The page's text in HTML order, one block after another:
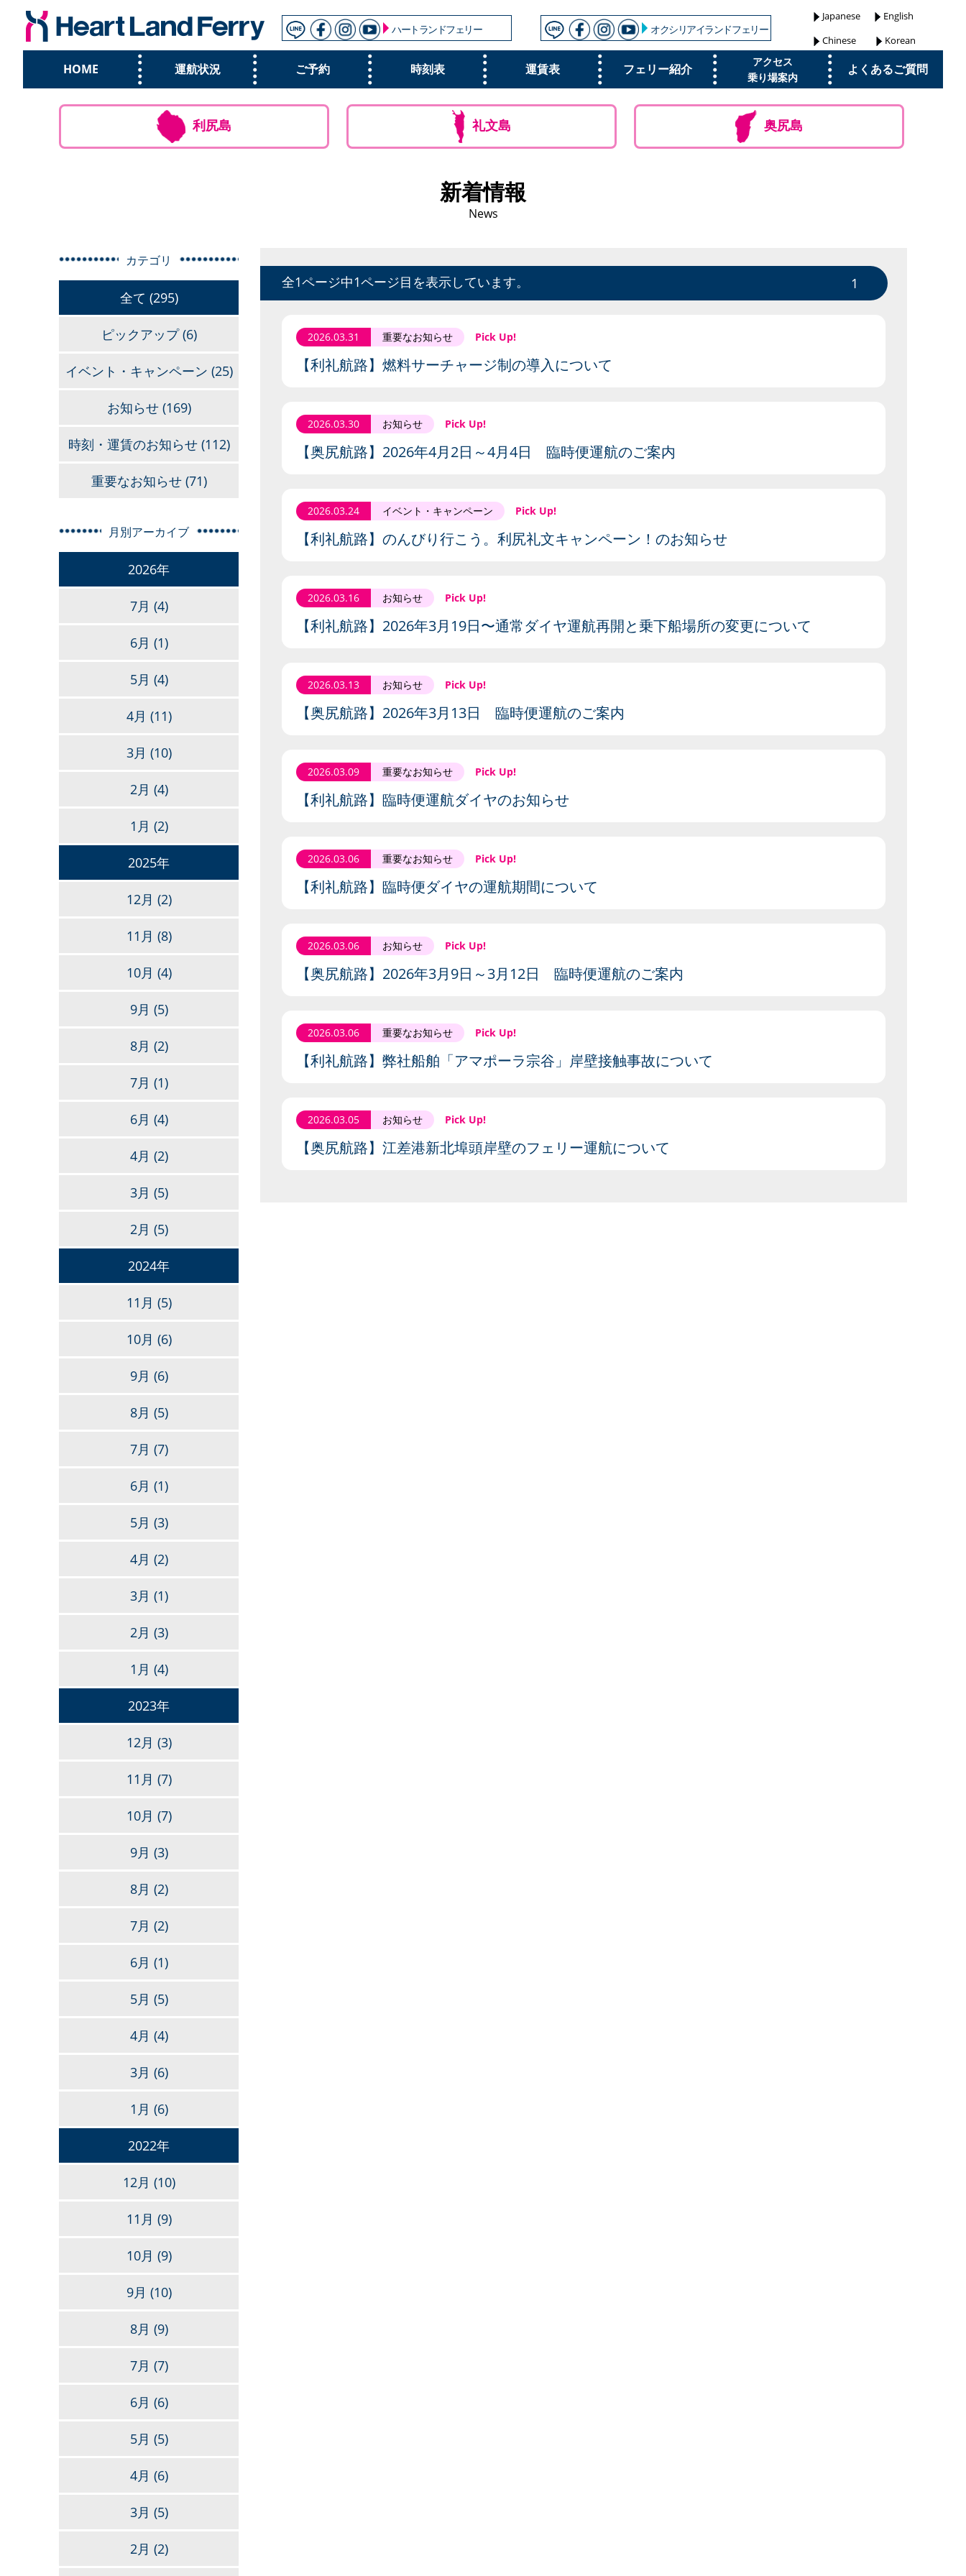
ハートランドフェリー オクシリアイランドフェリー
Japanese
English
Chinese
Korean
HOME 運航状況 ご予約 時刻表 運賃表 フェリー紹介
アクセス
乗り場案内
よくあるご質問
利尻島 礼文島 奥尻島
新着情報
News
全1ページ中1ページ目を表示しています。 1
2026.03.31 重要なお知らせ Pick Up!
【利礼航路】燃料サーチャージ制の導入について
2026.03.30 お知らせ Pick Up!
【奥尻航路】2026年4月2日～4月4日 臨時便運航のご案内
2026.03.24 イベント・キャンペーン Pick Up!
【利礼航路】のんびり行こう。利尻礼文キャンペーン！のお知らせ
2026.03.16 お知らせ Pick Up!
【利礼航路】2026年3月19日〜通常ダイヤ運航再開と乗下船場所の変更について
2026.03.13 お知らせ Pick Up!
【奥尻航路】2026年3月13日 臨時便運航のご案内
2026.03.09 重要なお知らせ Pick Up!
【利礼航路】臨時便運航ダイヤのお知らせ
2026.03.06 重要なお知らせ Pick Up!
【利礼航路】臨時便ダイヤの運航期間について
2026.03.06 お知らせ Pick Up!
【奥尻航路】2026年3月9日～3月12日 臨時便運航のご案内
2026.03.06 重要なお知らせ Pick Up!
【利礼航路】弊社船舶「アマポーラ宗谷」岸壁接触事故について
2026.03.05 お知らせ Pick Up!
【奥尻航路】江差港新北埠頭岸壁のフェリー運航について
カテゴリ
全て (295)
ピックアップ(6)
イベント・キャンペーン (25)
お知らせ(169)
時刻・運賃のお知らせ(112)
重要なお知らせ(71)
月別アーカイブ
2026年
7月 (4)
6月 (1)
5月 (4)
4月 (11)
3月 (10)
2月 (4)
1月 (2)
2025年
12月 (2)
11月 (8)
10月 (4)
9月 (5)
8月 (2)
7月 (1)
6月 (4)
4月 (2)
3月 (5)
2月 (5)
2024年
11月 (5)
10月 (6)
9月 (6)
8月 (5)
7月 (7)
6月 (1)
5月 (3)
4月 (2)
3月 (1)
2月 (3)
1月 (4)
2023年
12月 (3)
11月 (7)
10月 (7)
9月 (3)
8月 (2)
7月 (2)
6月 (1)
5月 (5)
4月 (4)
3月 (6)
1月 (6)
2022年
12月 (10)
11月 (9)
10月 (9)
9月 (10)
8月 (9)
7月 (7)
6月 (6)
5月 (5)
4月 (6)
3月 (5)
2月 (2)